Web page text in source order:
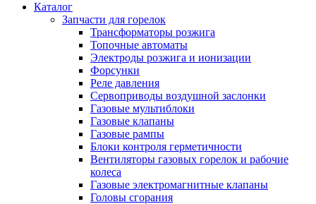
Каталог
Запчасти для горелок
Трансформаторы розжига
Топочные автоматы
Электроды розжига и ионизации
Форсунки
Реле давления
Сервоприводы воздушной заслонки
Газовые мультиблоки
Газовые клапаны
Газовые рампы
Блоки контроля герметичности
Вентиляторы газовых горелок и рабочие
колеса
Газовые электромагнитные клапаны
Головы сгорания